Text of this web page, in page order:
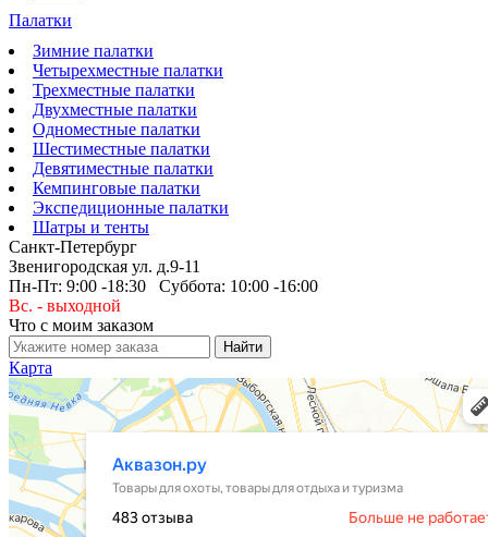
Палатки
Зимние палатки
Четырехместные палатки
Трехместные палатки
Двухместные палатки
Одноместные палатки
Шестиместные палатки
Девятиместные палатки
Кемпинговые палатки
Экспедиционные палатки
Шатры и тенты
Санкт-Петербург
Звенигородская ул. д.9-11
Пн-Пт: 9:00 -18:30 Суббота: 10:00 -16:00
Вс. - выходной
Что с моим заказом
Карта